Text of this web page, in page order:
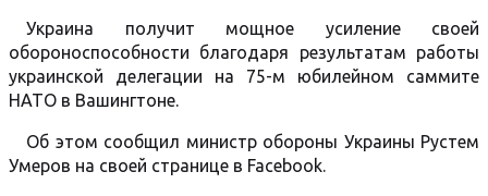
Украина получит мощное усиление своей
обороноспособности благодаря результатам работы
украинской делегации на 75-м юбилейном саммите
НАТО в Вашингтоне.
Об этом сообщил министр обороны Украины Рустем
Умеров на своей странице в Facebook.